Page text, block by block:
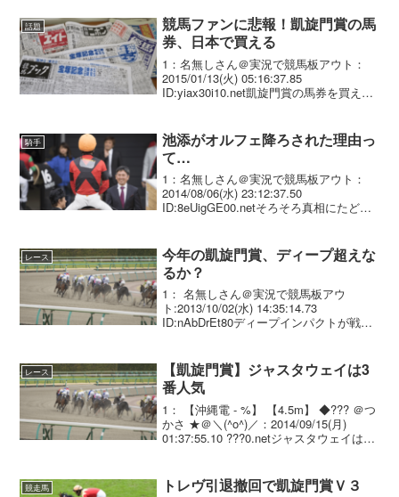
話題
競馬ファンに悲報！凱旋門賞の馬
券、日本で買える
1：名無しさん＠実況で競馬板アウト：
2015/01/13(火) 05:16:37.85
ID:yiax30i10.net凱旋門賞の馬券を買える
日本中央競馬会（ＪＲＡ）な...
騎手
池添がオルフェ降ろされた理由っ
て…
1：名無しさん＠実況で競馬板アウト：
2014/08/06(水) 23:12:37.50
ID:8eUigGE00.netそろそろ真相にたどり
レース
今年の凱旋門賞、ディープ超えな
るか？
1： 名無しさん＠実況で競馬板アウ
ト:2013/10/02(水) 14:35:14.73
ID:nAbDrEt80ディープインパクトが戦っ
戦する今年、日本の悲...
レース
【凱旋門賞】ジャスタウェイは3
番人気
1： 【沖縄電 - %】 【4.5m】 ◆??? ＠つ
かさ ★＠＼(^o^)／：2014/09/15(月)
01:37:55.10 ???0.netジャスタウェイは３
月...
競走馬
トレヴ引退撤回で凱旋門賞Ｖ３